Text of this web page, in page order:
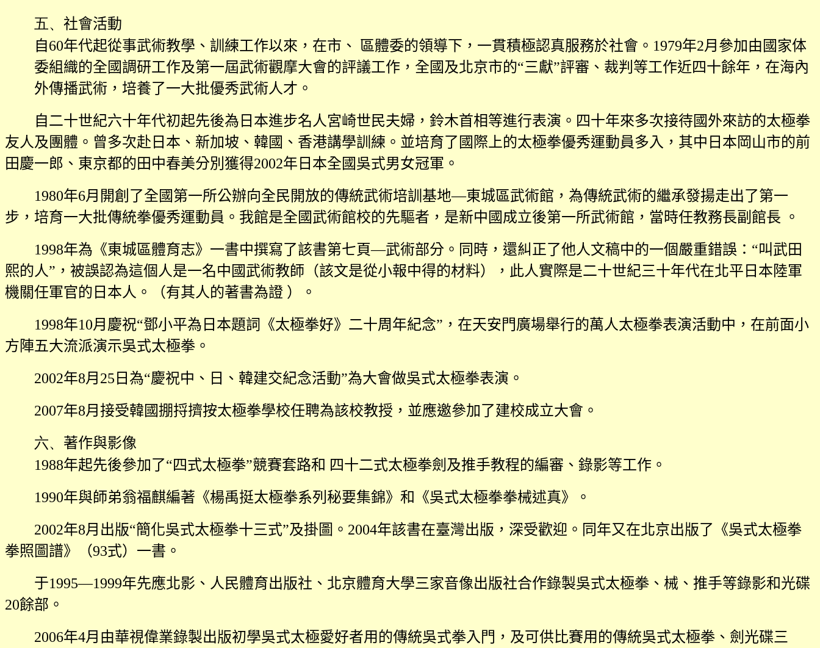
五、 社會活動
自60年代起從事武術教學、訓練工作以來，在市、 區體委的領導下，一貫積極認真服務於社會。 1979年2月參加由國家体
委組織的全國調研工作及第一屆武術觀摩大會的評議工作，全國及北京市的“三獻”評審、裁判等工作近四十餘年，在海內
外傳播武術，培養了一大批優秀武術人才。
自二十世紀六十年代初起先後為日本進步名人宮崎世民夫婦，鈴木首相等進行表演。四十年來多次接待國外來訪的太極拳
友人及團體。曾多次赴日本、新加坡、韓國、香港講學訓練。並培育了國際上的太極拳優秀運動員多入，其中日本岡山市的前
田慶一郎、東京都的田中春美分別獲得2002年日本全國吳式男女冠軍。
1980年6月開創了全國第一所公辦向全民開放的傳統武術培訓基地—東城區武術館，為傳統武術的繼承發揚走出了第一
步，培育一大批傳統拳優秀運動員。我館是全國武術館校的先驅者，是新中國成立後第一所武術館，當時任教務長副館長 。
1998年為《東城區體育志》一書中撰寫了該書第七頁—武術部分。同時，還糾正了他人文稿中的一個嚴重錯誤：“叫武田
熙的人”，被誤認為這個人是一名中國武術教師（該文是從小報中得的材料），此人實際是二十世紀三十年代在北平日本陸軍
機關任軍官的日本人。（有其人的著書為證 ）。
1998年10月慶祝“鄧小平為日本題詞《太極拳好》二十周年紀念”，在天安門廣場舉行的萬人太極拳表演活動中，在前面小
方陣五大流派演示吳式太極拳。
2002年8月 25 日為“慶祝中、日、韓建交紀念活動”為大會做吳式太極拳表演。
2007年8月接受韓國掤捋擠按太極拳學校任聘為該校教授，並應邀參加了建校成立大會。
六、 著作與影像
1988年起先後參加了“四式太極拳”競賽套路和 四十二式太極拳劍及推手教程的編審、錄影等工作。
1990年與師弟翁福麒編著《楊禹挺太極拳系列秘要集錦》和《吳式太極拳拳械述真》。
2002年8月出版“簡化吳式太極拳十三式”及掛圖。 2004年該書在臺灣出版，深受歡迎。同年又在北京出版了《吳式太極拳
拳照圖譜》（93式）一書。
于1995—1999年先應北影、人民體育出版社、北京體育大學三家音像出版社合作錄製吳式太極拳、械、推手等錄影和光碟
20餘部。
2006年4月由華視偉業錄製出版初學吳式太極愛好者用的傳統吳式拳入門，及可供比賽用的傳統吳式太極拳、劍光碟三